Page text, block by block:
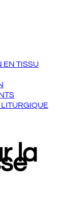
EN TISSU
la